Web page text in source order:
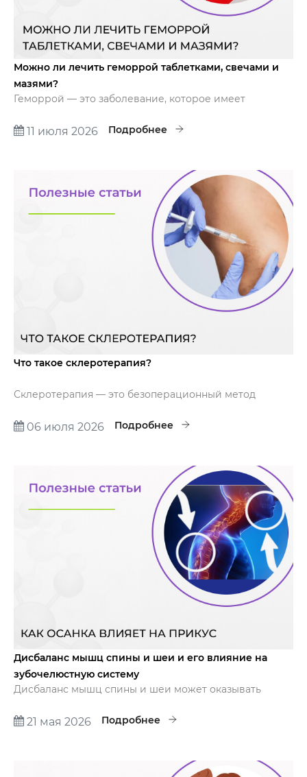
Можно ли лечить геморрой таблетками, свечами и
мазями?
Геморрой — это заболевание, которое имеет
геморроя и какая стадия у вас, нужно не стесняться и
11 июля 2026 Подробнее
Что такое склеротерапия?
Склеротерапия — это безоперационный метод
заключается в том, что в просвет вены вводится
06 июля 2026 Подробнее
Дисбаланс мышц спины и шеи и его влияние на
зубочелюстную систему
Дисбаланс мышц спины и шеи может оказывать
эта связь объясняется комплексными
21 мая 2026 Подробнее